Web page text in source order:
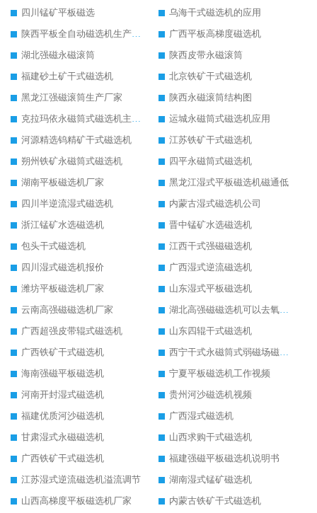
四川锰矿平板磁选
乌海干式磁选机的应用
陕西平板全自动磁选机生产厂家
广西平板高梯度磁选机
湖北强磁永磁滚筒
陕西皮带永磁滚筒
福建砂土矿干式磁选机
北京铁矿干式磁选机
黑龙江强磁滚筒生产厂家
陕西永磁滚筒结构图
克拉玛依永磁筒式磁选机主要技术参数
运城永磁筒式磁选机应用
河源精选钨精矿干式磁选机
江苏铁矿干式磁选机
朔州铁矿永磁筒式磁选机
四平永磁筒式磁选机
湖南平板磁选机厂家
黑龙江湿式平板磁选机磁通低
四川半逆流湿式磁选机
内蒙古湿式磁选机公司
浙江锰矿水选磁选机
晋中锰矿水选磁选机
包头干式磁选机
江西干式强磁磁选机
四川湿式磁选机报价
广西湿式逆流磁选机
潍坊平板磁选机厂家
山东湿式平板磁选机
云南高强磁磁选机厂家
湖北高强磁磁选机可以去氧化铝
广西超强皮带辊式磁选机
山东四辊干式磁选机
广西铁矿干式磁选机
西宁干式永磁筒式弱磁场磁选机结构图
海南强磁平板磁选机
宁夏平板磁选机工作视频
河南开封湿式磁选机
贵州河沙磁选机视频
福建优质河沙磁选机
广西湿式磁选机
甘肃湿式永磁磁选机
山西求购干式磁选机
广西铁矿干式磁选机
福建强磁平板磁选机说明书
江苏湿式逆流磁选机溢流调节
湖南湿式锰矿磁选机
山西高梯度平板磁选机厂家
内蒙古铁矿干式磁选机